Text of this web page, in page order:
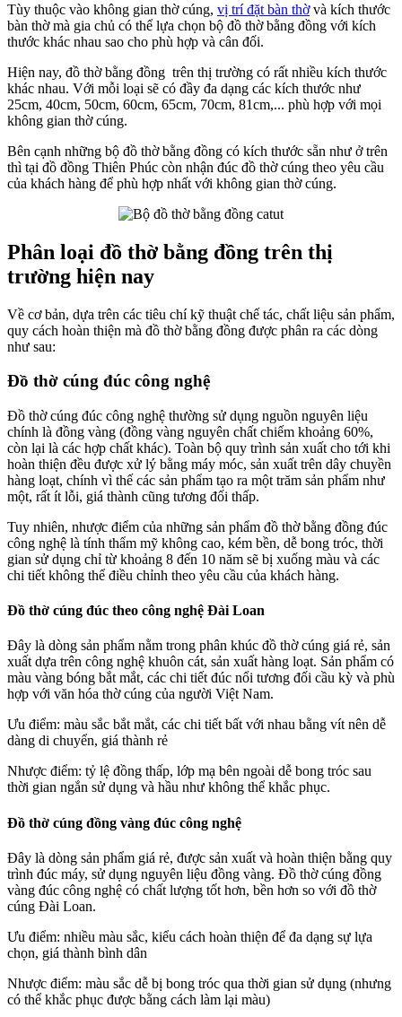
Tùy thuộc vào không gian thờ cúng, vị trí đặt bàn thờvà kích thước
bàn thờ mà gia chủ có thể lựa chọn bộ đồ thờ bằng đồng với kích
thước khác nhau sao cho phù hợp và cân đối.
Hiện nay, đồ thờ bằng đồng trên thị trường có rất nhiều kích thước
khác nhau. Với mỗi loại sẽ có đầy đa dạng các kích thước như
25cm, 40cm, 50cm, 60cm, 65cm, 70cm, 81cm,... phù hợp với mọi
không gian thờ cúng.
Bên cạnh những bộ đồ thờ bằng đồng có kích thước sẵn như ở trên
thì tại đồ đồng Thiên Phúc còn nhận đúc đồ thờ cúng theo yêu cầu
của khách hàng để phù hợp nhất với không gian thờ cúng.
Phân loại đồ thờ bằng đồng trên thị
trường hiện nay
Về cơ bản, dựa trên các tiêu chí kỹ thuật chế tác, chất liệu sản phẩm,
quy cách hoàn thiện mà đồ thờ bằng đồng được phân ra các dòng
như sau:
Đồ thờ cúng đúc công nghệ
Đồ thờ cúng đúc công nghệ thường sử dụng nguồn nguyên liệu
chính là đồng vàng (đồng vàng nguyên chất chiếm khoảng 60%,
còn lại là các hợp chất khác). Toàn bộ quy trình sản xuất cho tới khi
hoàn thiện đều được xử lý bằng máy móc, sản xuất trên dây chuyền
hàng loạt, chính vì thế các sản phẩm tạo ra một trăm sản phẩm như
một, rất ít lỗi, giá thành cũng tương đối thấp.
Tuy nhiên, nhược điểm của những sản phẩm đồ thờ bằng đồng đúc
công nghệ là tính thẩm mỹ không cao, kém bền, dễ bong tróc, thời
gian sử dụng chỉ từ khoảng 8 đến 10 năm sẽ bị xuống màu và các
chi tiết không thể điều chỉnh theo yêu cầu của khách hàng.
Đồ thờ cúng đúc theo công nghệ Đài Loan
Đây là dòng sản phẩm nằm trong phân khúc đồ thờ cúng giá rẻ, sản
xuất dựa trên công nghệ khuôn cát, sản xuất hàng loạt. Sản phẩm có
màu vàng bóng bắt mắt, các chi tiết đúc nổi tương đối cầu kỳ và phù
hợp với văn hóa thờ cúng của người Việt Nam.
Ưu điểm: màu sắc bắt mắt, các chi tiết bất với nhau bằng vít nên dễ
dàng di chuyển, giá thành rẻ
Nhược điểm: tỷ lệ đồng thấp, lớp mạ bên ngoài dễ bong tróc sau
thời gian ngắn sử dụng và hầu như không thể khắc phục.
Đồ thờ cúng đồng vàng đúc công nghệ
Đây là dòng sản phẩm giá rẻ, được sản xuất và hoàn thiện bằng quy
trình đúc máy, sử dụng nguyên liệu đồng vàng. Đồ thờ cúng đồng
vàng đúc công nghệ có chất lượng tốt hơn, bền hơn so với đồ thờ
cúng Đài Loan.
Ưu điểm: nhiều màu sắc, kiểu cách hoàn thiện để đa dạng sự lựa
chọn, giá thành bình dân
Nhược điểm: màu sắc dễ bị bong tróc qua thời gian sử dụng (nhưng
có thể khắc phục được bằng cách làm lại màu)